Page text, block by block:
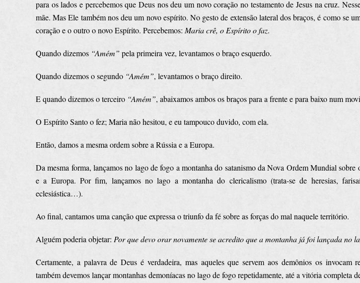
para os lados e percebemos que Deus nos deu um novo coração no testamento de Jesus na cruz.
mãe. Mas Ele também nos deu um novo espírito. No gesto de extensão lateral dos braços, é como se
coração e o outro o novo Espírito. Percebemos: Maria crê, o Espírito o faz.
Quando dizemos “Amém” pela primeira vez, levantamos o braço esquerdo.
Quando dizemos o segundo “Amém”, levantamos o braço direito.
E quando dizemos o terceiro “Amém”, abaixamos ambos os braços para a frente e para baixo num
O Espírito Santo o fez; Maria não hesitou, e eu tampouco duvido, com ela.
Então, damos a mesma ordem sobre a Rússia e a Europa.
Da mesma forma, lançamos no lago de fogo a montanha do satanismo da Nova Ordem Mundial sobre
e a Europa. Por fim, lançamos no lago a montanha do clericalismo (trata-se de heresias,
eclesiástica…).
Ao final, cantamos uma canção que expressa o triunfo da fé sobre as forças do mal naquele território.
Alguém poderia objetar: Por que devo orar novamente se acredito que a montanha já foi lançada no
Certamente, a palavra de Deus é verdadeira, mas aqueles que servem aos demônios os invocam
também devemos lançar montanhas demoníacas no lago de fogo repetidamente, até a vitória completa